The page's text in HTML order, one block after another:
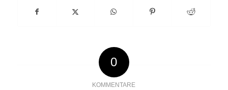
0
KOMMENTARE